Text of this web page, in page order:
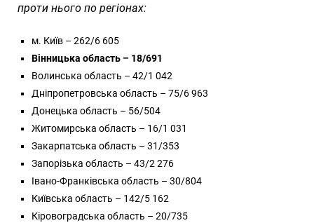
проти нього по регіонах:
м. Київ – 262/6 605
Вінницька область – 18/691
Волинська область – 42/1 042
Дніпропетровська область – 75/6 963
Донецька область – 56/504
Житомирська область – 16/1 031
Закарпатська область – 31/353
Запорізька область – 43/2 276
Івано-Франківська область – 30/804
Київська область – 142/5 162
Кіровоградська область – 20/735